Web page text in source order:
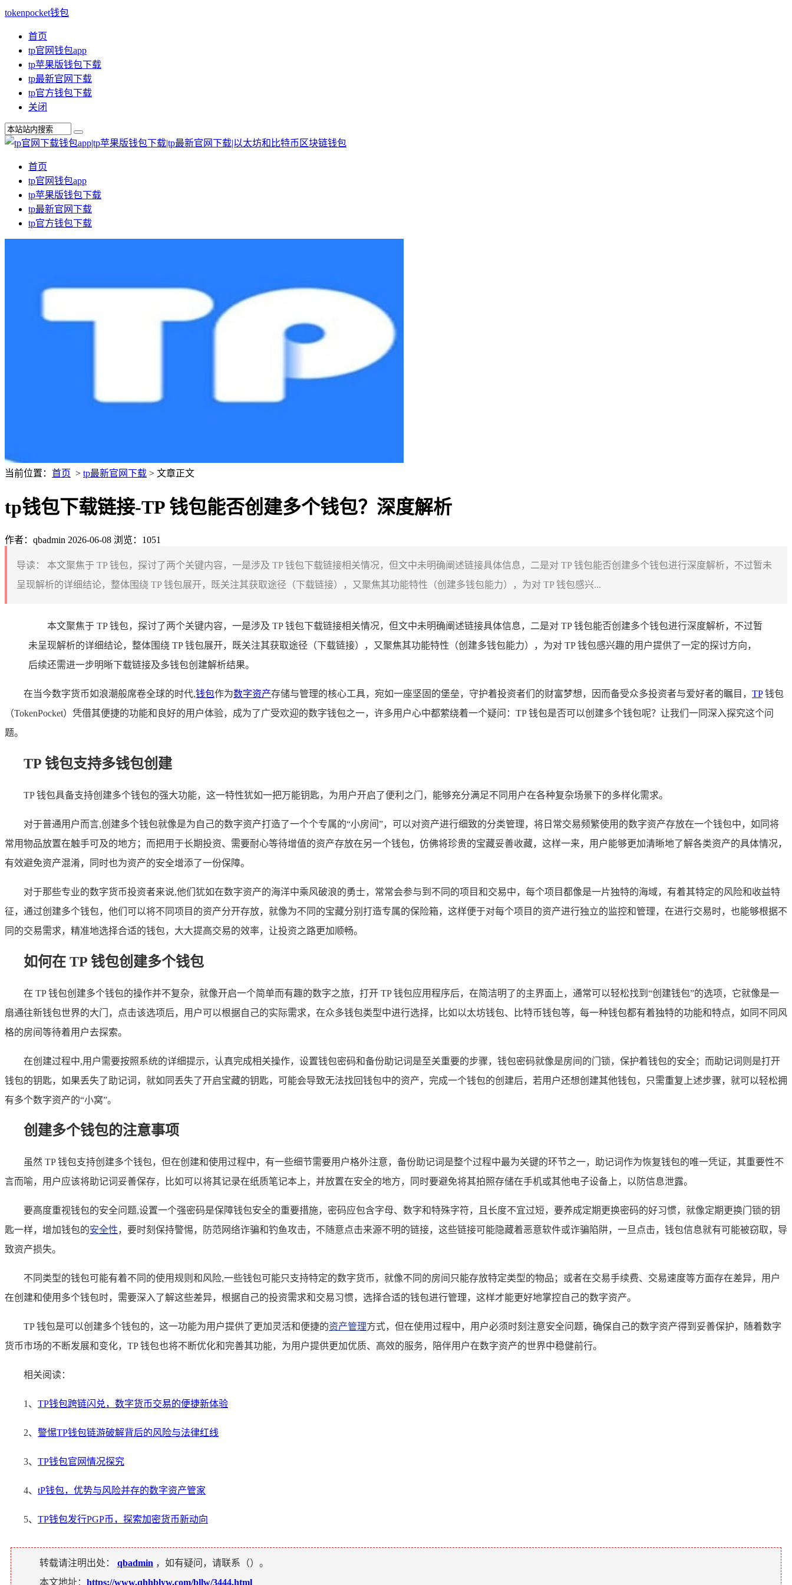
tokenpocket钱包
首页
tp官网钱包app
tp苹果版钱包下载
tp最新官网下载
tp官方钱包下载
关闭
首页
tp官网钱包app
tp苹果版钱包下载
tp最新官网下载
tp官方钱包下载
当前位置： 首页 > tp最新官网下载 > 文章正文
tp钱包下载链接-TP 钱包能否创建多个钱包？深度解析
作者：qbadmin 2026-06-08 浏览：1051
导读：
本文聚焦于 TP 钱包，探讨了两个关键内容，一是涉及 TP 钱包下载链接相关情况，但文中未明确阐述链接具体信息，二是对 TP 钱包能否创建多个钱包进行深度解析，不过暂未
呈现解析的详细结论，整体围绕 TP 钱包展开，既关注其获取途径（下载链接），又聚焦其功能特性（创建多钱包能力），为对 TP 钱包感兴...
本文聚焦于 TP 钱包，探讨了两个关键内容，一是涉及 TP 钱包下载链接相关情况，但文中未明确阐述链接具体信息，二是对 TP 钱包能否创建多个钱包进行深度解析，不过暂
未呈现解析的详细结论，整体围绕 TP 钱包展开，既关注其获取途径（下载链接），又聚焦其功能特性（创建多钱包能力），为对 TP 钱包感兴趣的用户提供了一定的探讨方向，
后续还需进一步明晰下载链接及多钱包创建解析结果。
在当今数字货币如浪潮般席卷全球的时代,钱包作为数字资产存储与管理的核心工具，宛如一座坚固的堡垒，守护着投资者们的财富梦想，因而备受众多投资者与爱好者的瞩目， TP钱包
（TokenPocket）凭借其便捷的功能和良好的用户体验，成为了广受欢迎的数字钱包之一，许多用户心中都萦绕着一个疑问：TP 钱包是否可以创建多个钱包呢？让我们一同深入探究这个问
题。
TP 钱包支持多钱包创建
TP 钱包具备支持创建多个钱包的强大功能，这一特性犹如一把万能钥匙，为用户开启了便利之门，能够充分满足不同用户在各种复杂场景下的多样化需求。
对于普通用户而言,创建多个钱包就像是为自己的数字资产打造了一个个专属的“小房间”，可以对资产进行细致的分类管理，将日常交易频繁使用的数字资产存放在一个钱包中，如同将
常用物品放置在触手可及的地方；而把用于长期投资、需要耐心等待增值的资产存放在另一个钱包，仿佛将珍贵的宝藏妥善收藏，这样一来，用户能够更加清晰地了解各类资产的具体情况，
有效避免资产混淆，同时也为资产的安全增添了一份保障。
对于那些专业的数字货币投资者来说,他们犹如在数字资产的海洋中乘风破浪的勇士，常常会参与到不同的项目和交易中，每个项目都像是一片独特的海域，有着其特定的风险和收益特
征，通过创建多个钱包，他们可以将不同项目的资产分开存放，就像为不同的宝藏分别打造专属的保险箱，这样便于对每个项目的资产进行独立的监控和管理，在进行交易时，也能够根据不
同的交易需求，精准地选择合适的钱包，大大提高交易的效率，让投资之路更加顺畅。
如何在 TP 钱包创建多个钱包
在 TP 钱包创建多个钱包的操作并不复杂，就像开启一个简单而有趣的数字之旅，打开 TP 钱包应用程序后，在简洁明了的主界面上，通常可以轻松找到“创建钱包”的选项，它就像是一
扇通往新钱包世界的大门，点击该选项后，用户可以根据自己的实际需求，在众多钱包类型中进行选择，比如以太坊钱包、比特币钱包等，每一种钱包都有着独特的功能和特点，如同不同风
格的房间等待着用户去探索。
在创建过程中,用户需要按照系统的详细提示，认真完成相关操作，设置钱包密码和备份助记词是至关重要的步骤，钱包密码就像是房间的门锁，保护着钱包的安全；而助记词则是打开
钱包的钥匙，如果丢失了助记词，就如同丢失了开启宝藏的钥匙，可能会导致无法找回钱包中的资产，完成一个钱包的创建后，若用户还想创建其他钱包，只需重复上述步骤，就可以轻松拥
有多个数字资产的“小窝”。
创建多个钱包的注意事项
虽然 TP 钱包支持创建多个钱包，但在创建和使用过程中，有一些细节需要用户格外注意，备份助记词是整个过程中最为关键的环节之一，助记词作为恢复钱包的唯一凭证，其重要性不
言而喻，用户应该将助记词妥善保存，比如可以将其记录在纸质笔记本上，并放置在安全的地方，同时要避免将其拍照存储在手机或其他电子设备上，以防信息泄露。
要高度重视钱包的安全问题,设置一个强密码是保障钱包安全的重要措施，密码应包含字母、数字和特殊字符，且长度不宜过短，要养成定期更换密码的好习惯，就像定期更换门锁的钥
匙一样，增加钱包的安全性，要时刻保持警惕，防范网络诈骗和钓鱼攻击，不随意点击来源不明的链接，这些链接可能隐藏着恶意软件或诈骗陷阱，一旦点击，钱包信息就有可能被窃取，导
致资产损失。
不同类型的钱包可能有着不同的使用规则和风险,一些钱包可能只支持特定的数字货币，就像不同的房间只能存放特定类型的物品；或者在交易手续费、交易速度等方面存在差异，用户
在创建和使用多个钱包时，需要深入了解这些差异，根据自己的投资需求和交易习惯，选择合适的钱包进行管理，这样才能更好地掌控自己的数字资产。
TP 钱包是可以创建多个钱包的，这一功能为用户提供了更加灵活和便捷的资产管理方式，但在使用过程中，用户必须时刻注意安全问题，确保自己的数字资产得到妥善保护，随着数字
货币市场的不断发展和变化，TP 钱包也将不断优化和完善其功能，为用户提供更加优质、高效的服务，陪伴用户在数字资产的世界中稳健前行。
相关阅读：
1、 TP钱包跨链闪兑，数字货币交易的便捷新体验
2、 警惕TP钱包链游破解背后的风险与法律红线
3、 TP钱包官网情况探究
4、 tP钱包，优势与风险并存的数字资产管家
5、 TP钱包发行PGP币，探索加密货币新动向
转载请注明出处： qbadmin ，如有疑问，请联系（）。
本文地址： https://www.qhhblyw.com/bllw/3444.html